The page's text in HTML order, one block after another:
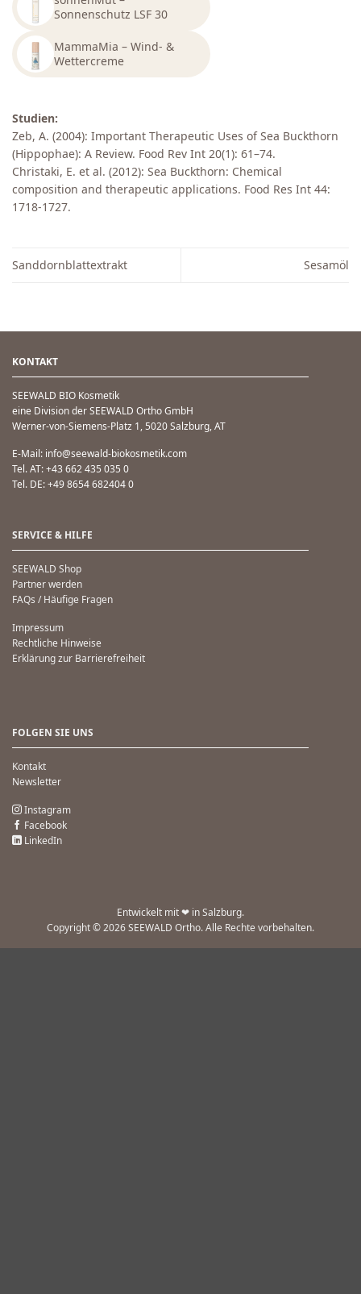
Sonnenschutz LSF 30
MammaMia – Wind- &
Wettercreme
Studien:
Zeb, A. (2004): Important Therapeutic Uses of Sea Buckthorn
(Hippophae): A Review. Food Rev Int 20(1): 61–74.
Christaki, E. et al. (2012): Sea Buckthorn: Chemical
composition and therapeutic applications. Food Res Int 44:
1718-1727.
Sanddornblattextrakt Sesamöl
KONTAKT
SEEWALD BIO Kosmetik
eine Division der SEEWALD Ortho GmbH
Werner-von-Siemens-Platz 1, 5020 Salzburg, AT
E-Mail: info@seewald-biokosmetik.com
Tel. AT: +43 662 435 035 0
Tel. DE: +49 8654 682404 0
SERVICE & HILFE
SEEWALD Shop
Partner werden
FAQs / Häufige Fragen
Impressum
Rechtliche Hinweise
Erklärung zur Barrierefreiheit
FOLGEN SIE UNS
Kontakt
Newsletter
Instagram
Facebook
LinkedIn
Entwickelt mit ❤ in Salzburg.
Copyright © 2026 SEEWALD Ortho. Alle Rechte vorbehalten.